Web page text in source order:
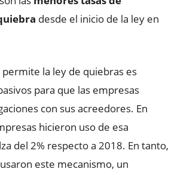
desde el inicio de la ley en
la ley de quiebras es
para que las empresas
con sus acreedores. En
hicieron uso de esa
del 2% respecto a 2018. En tanto,
este mecanismo, un